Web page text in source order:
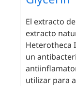
El extracto
extracto
Heterotheca
un
utilizar para